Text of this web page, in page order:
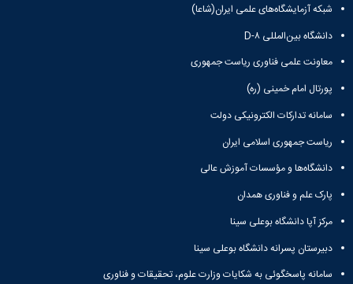
کنسولی
آموزش
زبان
مرکز
انگلیسی
شبکه آزمایشگاه‌های علمی ایران(شاعا)
دانشگاه بین‌المللی D-۸
معاونت علمی فناوری ریاست جمهوری
پورتال امام خمینی (ره)
سامانه تدارکات الکترونیکی دولت
ریاست جمهوری اسلامی ایران
دانشگاه‌ها و مؤسسات آموزش عالی
پارک علم و فناوری همدان
مرکز آپا دانشگاه بوعلی سینا
دبیرستان پسرانه دانشگاه بوعلی سینا
سامانه پاسخگوئی به شکایات وزارت علوم، تحقیقات و فناوری